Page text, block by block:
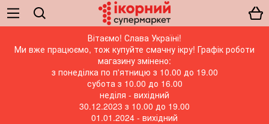
Вітаємо! Слава Україні!
Ми вже працюємо, тож купуйте смачну ікру! Графік роботи
магазину змінено:
з понеділка по п'ятницю з 10.00 до 19.00
субота з 10.00 до 16.00
неділя - вихідний
30.12.2023 з 10.00 до 19.00
01.01.2024 - вихідний